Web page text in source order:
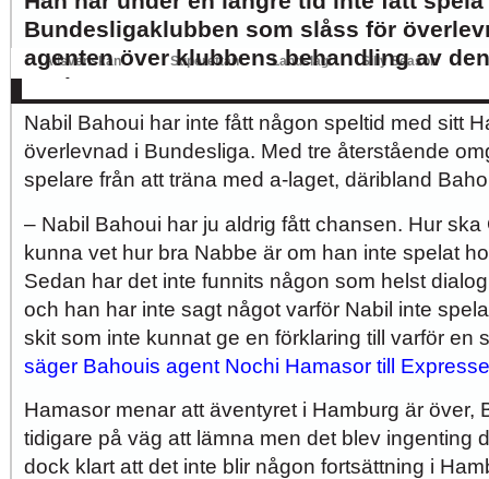
Allsvenskan
AFC AIK DIF Elfsborg IFK Gbg HBK Hammarby Häcken J
Superettan Landslag Silly Season
Bundesligaklubben som slåss för
agenten över klubbens behandling av
spelaren.
Nabil Bahoui har inte fått någon speltid med sitt
överlevnad i Bundesliga. Med tre återstående
spelare från att träna med a-laget, däribland
– Nabil Bahoui har ju aldrig fått chansen. Hur
kunna vet hur bra Nabbe är om han inte spelat
Sedan har det inte funnits någon som helst
och han har inte sagt något varför Nabil inte
skit som inte kunnat ge en förklaring till varför en
säger Bahouis agent Nochi Hamasor till
Hamasor menar att äventyret i Hamburg är över,
tidigare på väg att lämna men det blev ingenting
dock klart att det inte blir någon fortsättning i